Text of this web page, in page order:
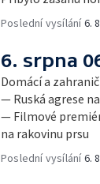
Poslední vysílání6.
6. srpna
Domácí a
— Ruská agrese
— Filmové
na rakovinu prsu
Poslední vysílání6.